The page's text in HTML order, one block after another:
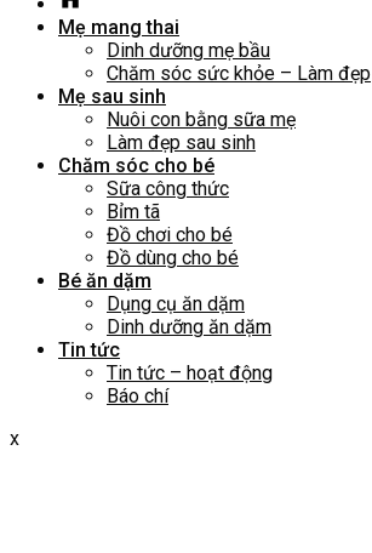
Mẹ mang thai
Dinh dưỡng mẹ bầu
Chăm sóc sức khỏe – Làm đẹp
Mẹ sau sinh
Nuôi con bằng sữa mẹ
Làm đẹp sau sinh
Chăm sóc cho bé
Sữa công thức
Bỉm tã
Đồ chơi cho bé
Đồ dùng cho bé
Bé ăn dặm
Dụng cụ ăn dặm
Dinh dưỡng ăn dặm
Tin tức
Tin tức – hoạt động
Báo chí
x